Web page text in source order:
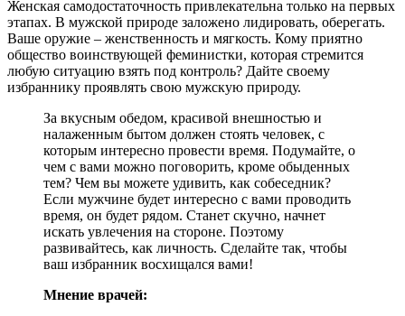
Женская самодостаточность привлекательна только на первых
этапах. В мужской природе заложено лидировать, оберегать.
Ваше оружие – женственность и мягкость. Кому приятно
общество воинствующей феминистки, которая стремится
любую ситуацию взять под контроль? Дайте своему
избраннику проявлять свою мужскую природу.
За вкусным обедом, красивой внешностью и
налаженным бытом должен стоять человек, с
которым интересно провести время. Подумайте, о
чем с вами можно поговорить, кроме обыденных
тем? Чем вы можете удивить, как собеседник?
Если мужчине будет интересно с вами проводить
время, он будет рядом. Станет скучно, начнет
искать увлечения на стороне. Поэтому
развивайтесь, как личность. Сделайте так, чтобы
ваш избранник восхищался вами!
Мнение врачей: